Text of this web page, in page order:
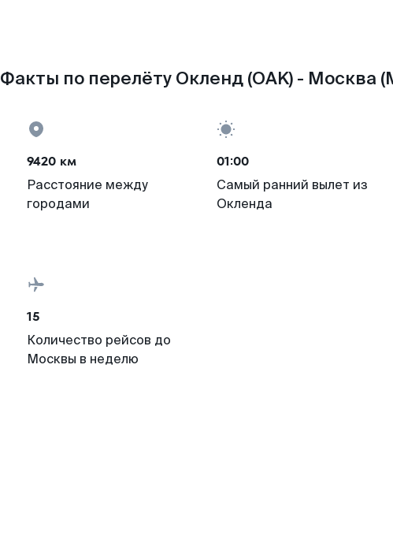
Факты по перелёту Окленд (OAK) - Москва
9420 км
Расстояние между
городами
01:00
Самый ранний вылет из
Окленда
15
Количество рейсов до
Москвы в неделю